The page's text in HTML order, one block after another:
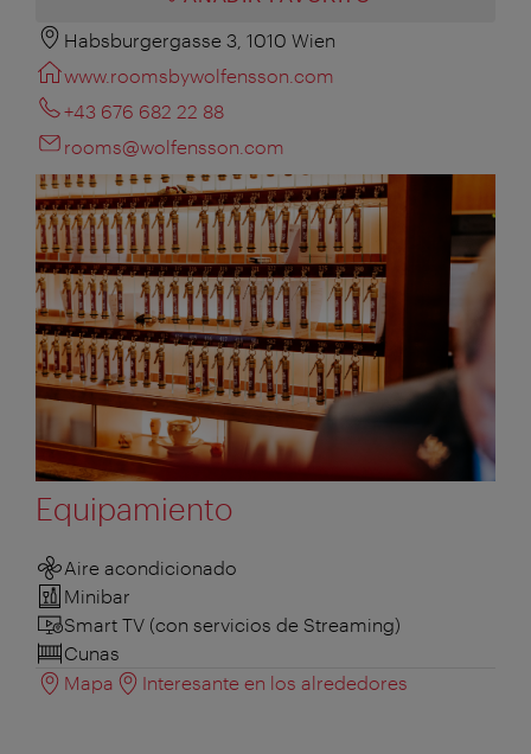
Habsburgergasse 3, 1010 Wien
www.roomsbywolfensson.com
+43 676 682 22 88
rooms@wolfensson.com
Equipamiento
Aire acondicionado
Minibar
Smart TV (con servicios de Streaming)
Cunas
Mapa
Interesante en los alrededores